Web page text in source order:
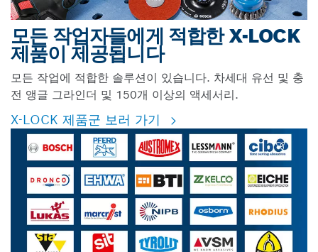
모든 작업자들에게 적합한 X-LOCK
제품이 제공됩니다
모든 작업에 적합한 솔루션이 있습니다. 차세대 유선 및 충
전 앵글 그라인더 및 150개 이상의 액세서리.
X-LOCK 제품군 보러 가기